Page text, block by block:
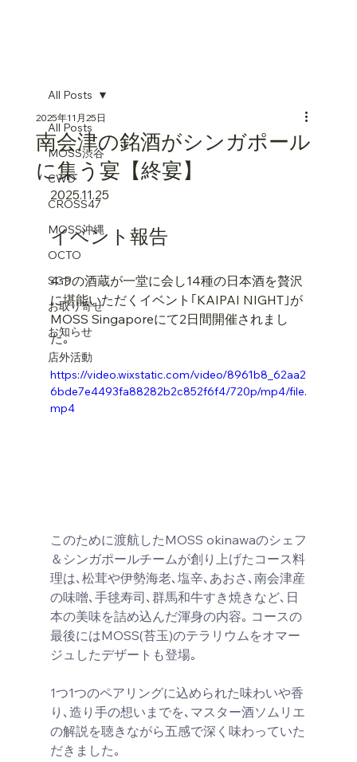
All Posts
MOSS渋谷
CWD
CROSS47
MOSS沖縄
OCTO
SGP
お取り寄せ
お知らせ
店外活動
All Posts
南会津の銘酒がシンガポール
に集う宴【終宴】
2025年11月25日
2025.11.25
イベント報告
4つの酒蔵が一堂に会し14種の日本酒を贅沢
に堪能いただくイベント ｢KAIPAI NIGHT｣が
MOSS Singaporeにて2日間開催されまし
た｡
https://video.wixstatic.com/video/8961b8_62aa2
6bde7e4493fa88282b2c852f6f4/720p/mp4/file.
mp4
このために渡航したMOSS okinawaのシェフ
＆シンガポールチームが創り上げたコース料
理は､松茸や伊勢海老､塩辛､あおさ､南会津産
の味噌､手毬寿司､群馬和牛すき焼きなど､日
本の美味を詰め込んだ渾身の内容｡ コースの
最後にはMOSS(苔玉)のテラリウムをオマー
ジュしたデザートも登場｡
1つ1つのペアリングに込められた味わいや香
り､造り手の想いまでを､マスター酒ソムリエ
の解説を聴きながら五感で深く味わっていた
だきました｡